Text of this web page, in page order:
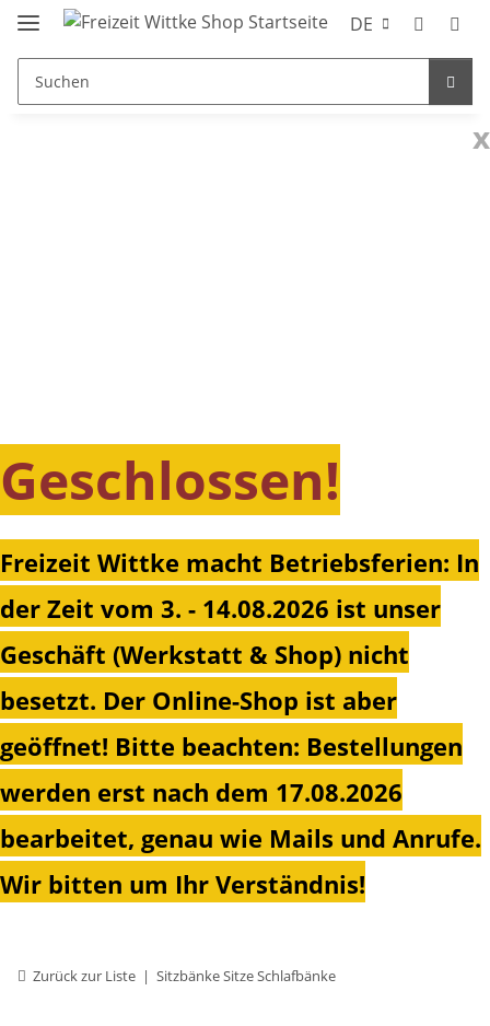
DE
x
Geschlossen!
Freizeit Wittke macht Betriebsferien: In
der Zeit vom 3. - 14.08.2026 ist unser
Geschäft (Werkstatt & Shop) nicht
besetzt. Der Online-Shop ist aber
geöffnet! Bitte beachten: Bestellungen
werden erst nach dem 17.08.2026
bearbeitet, genau wie Mails und Anrufe.
Wir bitten um Ihr Verständnis!
Zurück zur Liste Sitzbänke Sitze Schlafbänke